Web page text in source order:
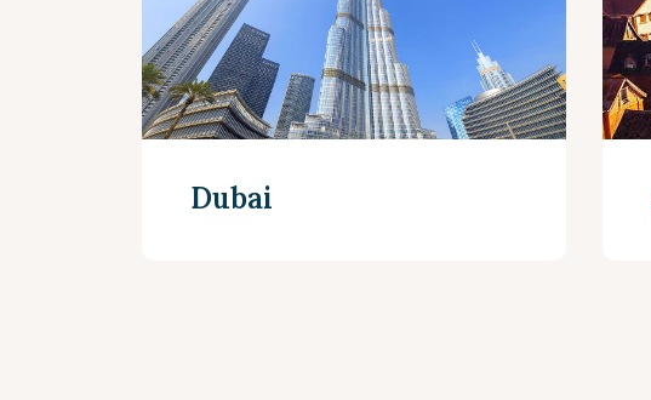
En savoir plus
Dubai